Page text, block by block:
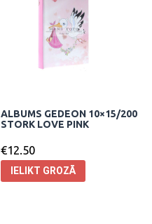
ALBUMS GEDEON 10×15/200
STORK LOVE PINK
€12.50
IELIKT GROZĀ